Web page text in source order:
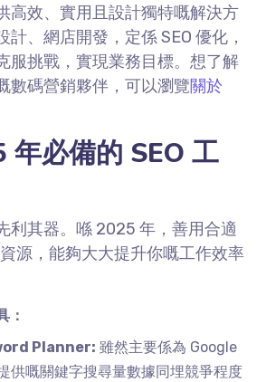
高效、實用且設計獨特嘅解決方
計、網店開發，定係 SEO 優化，
服挑戰，實現業務目標。想了解
數碼營銷夥伴，可以瀏覽關於
年必備的 SEO 工
利其器。喺 2025 年，善用合適
源，能夠大大提升你嘅工作效率
：
Planner: 雖然主要係為 Google
供嘅關鍵字搜尋量數據同埋競爭程度